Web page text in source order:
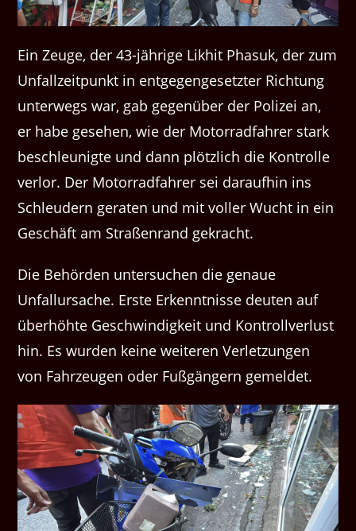
Ein Zeuge, der 43-jährige Likhit Phasuk, der zum
Unfallzeitpunkt in entgegengesetzter Richtung
unterwegs war, gab gegenüber der Polizei an,
er habe gesehen, wie der Motorradfahrer stark
beschleunigte und dann plötzlich die Kontrolle
verlor. Der Motorradfahrer sei daraufhin ins
Schleudern geraten und mit voller Wucht in ein
Geschäft am Straßenrand gekracht.
Die Behörden untersuchen die genaue
Unfallursache. Erste Erkenntnisse deuten auf
überhöhte Geschwindigkeit und Kontrollverlust
hin. Es wurden keine weiteren Verletzungen
von Fahrzeugen oder Fußgängern gemeldet.